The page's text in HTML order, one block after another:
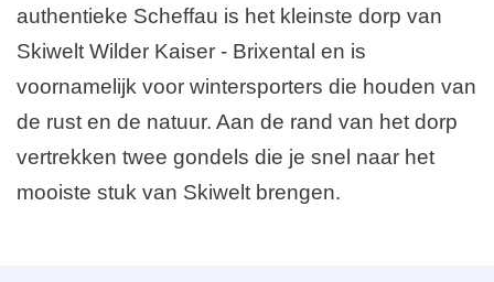
authentieke Scheffau is het kleinste dorp van
Skiwelt Wilder Kaiser - Brixental en is
voornamelijk voor wintersporters die houden van
de rust en de natuur. Aan de rand van het dorp
vertrekken twee gondels die je snel naar het
mooiste stuk van Skiwelt brengen.